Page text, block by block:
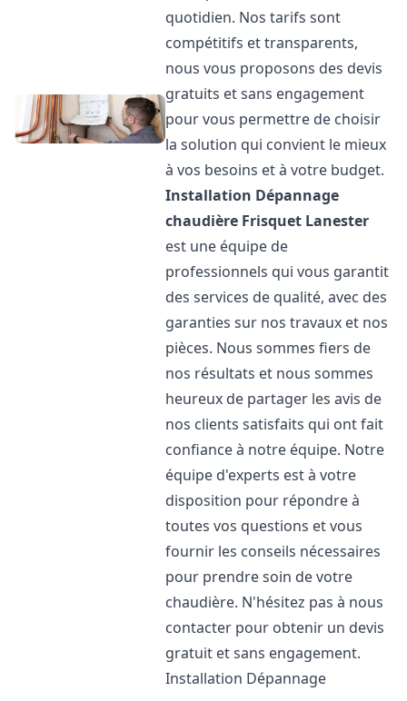
quotidien. Nos tarifs sont
compétitifs et transparents,
nous vous proposons des devis
gratuits et sans engagement
pour vous permettre de choisir
la solution qui convient le mieux
à vos besoins et à votre budget.
Installation Dépannage
chaudière Frisquet Lanester
est une équipe de
professionnels qui vous garantit
des services de qualité, avec des
garanties sur nos travaux et nos
pièces. Nous sommes fiers de
nos résultats et nous sommes
heureux de partager les avis de
nos clients satisfaits qui ont fait
confiance à notre équipe. Notre
équipe d'experts est à votre
disposition pour répondre à
toutes vos questions et vous
fournir les conseils nécessaires
pour prendre soin de votre
chaudière. N'hésitez pas à nous
contacter pour obtenir un devis
gratuit et sans engagement.
Installation Dépannage